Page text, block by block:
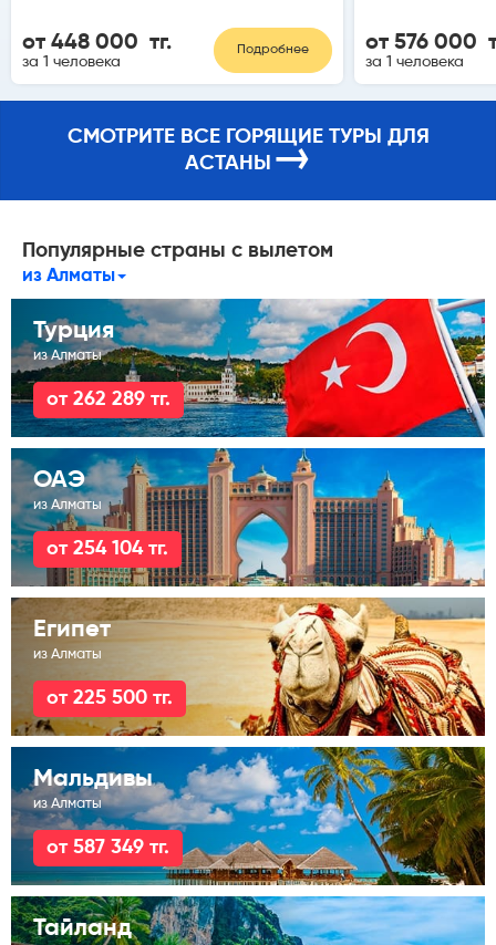
от 448 000 тг.
за 1 человека
Подробнее от 576 000
за 1 человека
СМОТРИТЕ ВСЕ ГОРЯЩИЕ ТУРЫ ДЛЯ
АСТАНЫ →
Популярные страны с вылетом
из Алматы
Турция
из Алматы
от 262 289 тг.
ОАЭ
из Алматы
от 254 104 тг.
Египет
из Алматы
от 225 500 тг.
Мальдивы
из Алматы
от 587 349 тг.
Тайланд